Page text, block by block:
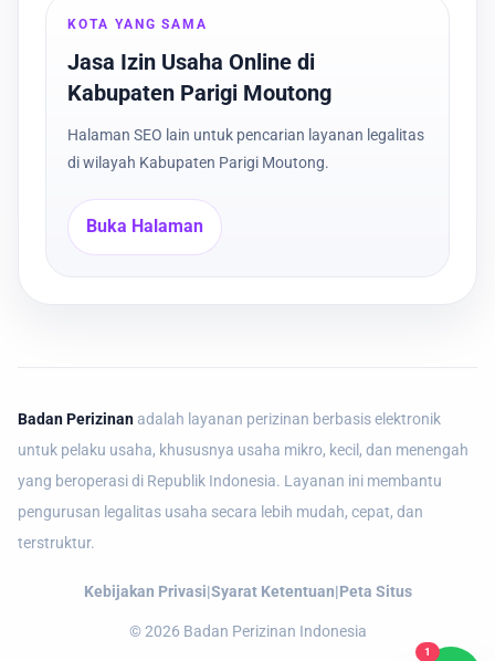
KOTA YANG SAMA
Jasa Izin Usaha Online di
Kabupaten Parigi Moutong
Halaman SEO lain untuk pencarian layanan legalitas
di wilayah Kabupaten Parigi Moutong.
Buka Halaman
Badan Perizinan adalah layanan perizinan berbasis elektronik
untuk pelaku usaha, khususnya usaha mikro, kecil, dan menengah
yang beroperasi di Republik Indonesia. Layanan ini membantu
pengurusan legalitas usaha secara lebih mudah, cepat, dan
terstruktur.
Kebijakan Privasi|Syarat Ketentuan|Peta Situs
©2026 Badan Perizinan Indonesia
1